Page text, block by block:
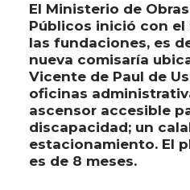
El Ministerio de
Públicos inició con
las fundaciones, es
nueva comisaría
Vicente de Paul de
oficinas
ascensor accesible
discapacidad; un
estacionamiento. El
es de 8 meses.